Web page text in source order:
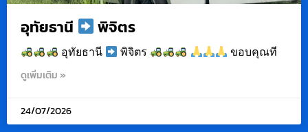
อุทัยธานี พิจิตร
อุทัยธานี พิจิตร ขอบคุณที
ดูเพิ่มเติม »
24/07/2026